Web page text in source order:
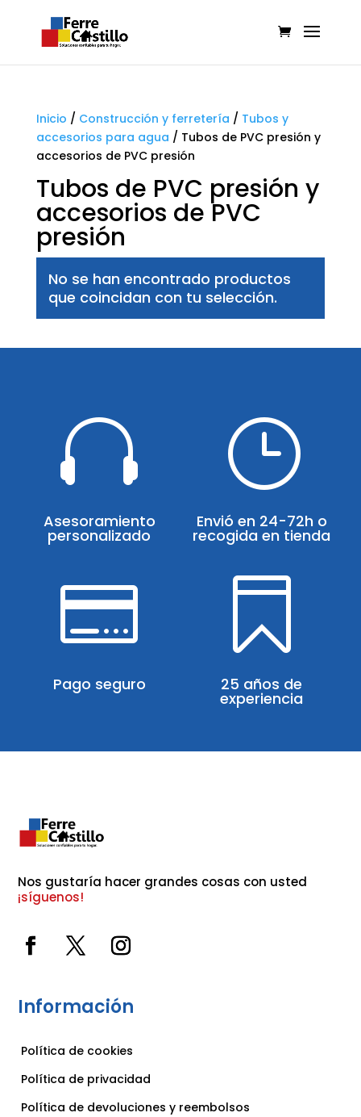
Inicio / Construcción y ferretería / Tubos y
accesorios para agua / Tubos de PVC presión y
accesorios de PVC presión
Tubos de PVC presión y
accesorios de PVC
presión
No se han encontrado productos
que coincidan con tu selección.

Asesoramiento
personalizado
}
Envió en 24-72h o
recogida en tienda

Pago seguro

25 años de
experiencia
Nos gustaría hacer grandes cosas con usted
¡síguenos!
Información
Política de cookies
Política de privacidad
Política de devoluciones y reembolsos